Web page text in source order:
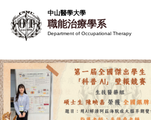
到
主
中山醫學大學
職能治療學系
Department of Occupational Therapy